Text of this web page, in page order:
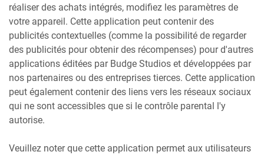
réaliser des achats intégrés, modifiez les paramètres de
votre appareil. Cette application peut contenir des
publicités contextuelles (comme la possibilité de regarder
des publicités pour obtenir des récompenses) pour d'autres
applications éditées par Budge Studios et développées par
nos partenaires ou des entreprises tierces. Cette application
peut également contenir des liens vers les réseaux sociaux
qui ne sont accessibles que si le contrôle parental l'y
autorise.
Veuillez noter que cette application permet aux utilisateurs